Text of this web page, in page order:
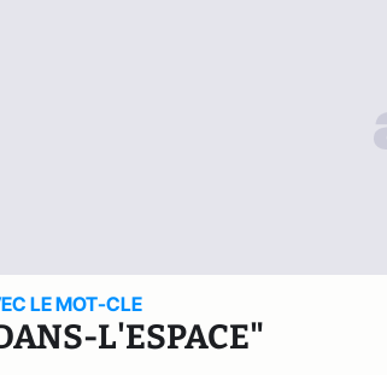
LE MOT-CLE
L'ESPACE"